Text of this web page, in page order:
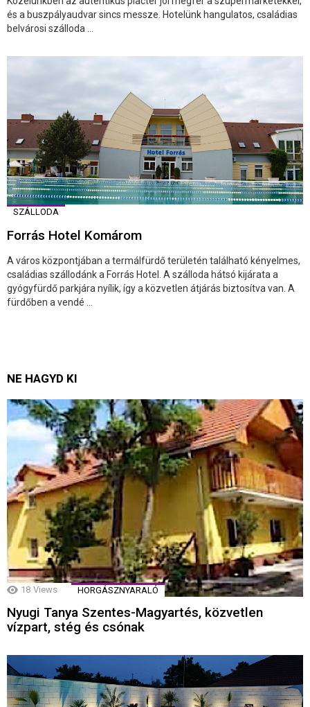
és a buszpályaudvar sincs messze. Hotelünk hangulatos, családias
belvárosi szálloda ...
SZÁLLODA
Forrás Hotel Komárom
A város központjában a termálfürdő területén található kényelmes,
családias szállodánk a Forrás Hotel. A szálloda hátsó kijárata a
gyógyfürdő parkjára nyílik, így a közvetlen átjárás biztosítva van. A
fürdőben a vendé ...
NE HAGYD KI
18 Views HORGÁSZNYARALÓ
Nyugi Tanya Szentes-Magyartés, közvetlen
vízpart, stég és csónak